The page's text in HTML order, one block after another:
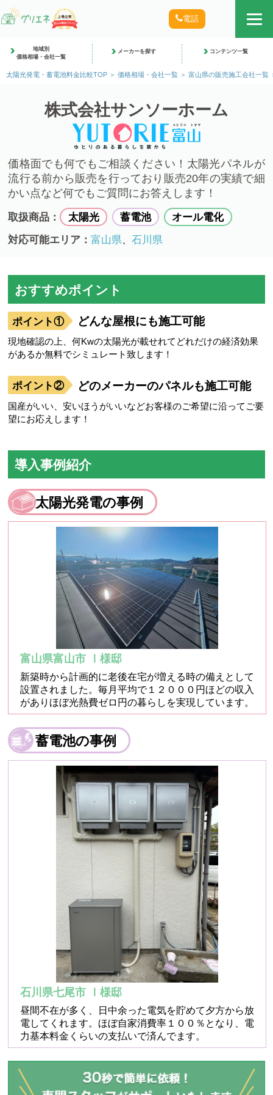
電話
地域別
価格相場・会社一覧
メーカーを探す コンテンツ一覧
太陽光発電・蓄電池料金比較TOP 価格相場・会社一覧 富山県の販売施工会社一覧
株式会社サンソーホーム
価格面でも何でもご相談ください！太陽光パネルが
流行る前から販売を行っており販売20年の実績で細
かい点など何でもご質問にお答えします！
取扱商品： 太陽光 蓄電池
オール電化
対応可能エリア：富山県 、石川県
おすすめポイント
どんな屋根にも施工可能
現地確認の上、何Kwの太陽光が載せれてどれだけの経済効果
があるか無料でシミュレート致します！
どのメーカーのパネルも施工可能
国産がいい、安いほうがいいなどお客様のご希望に沿ってご要
望にお応えします！
導入事例紹介
太陽光発電の事例
富山県富山市 Ⅰ様邸
新築時から計画的に老後在宅が増える時の備えとして
設置されました。毎月平均で１２０００円ほどの収入
がありほぼ光熱費ゼロ円の暮らしを実現しています。
蓄電池の事例
石川県七尾市 Ⅰ様邸
昼間不在が多く、日中余った電気を貯めて夕方から放
電してくれます。ほぼ自家消費率１００％となり、電
力基本料金くらいの支払いで済んでます。